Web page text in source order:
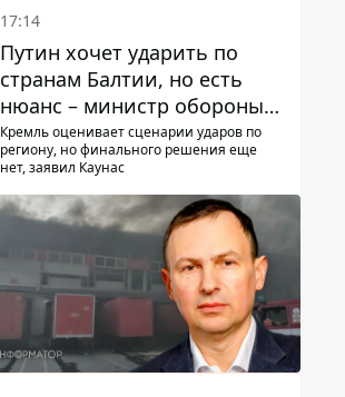
17:14
Путин хочет ударить по
странам Балтии, но есть
нюанс – министр обороны
Литвы сделал заявление
Кремль оценивает сценарии ударов по
региону, но финального решения еще
нет, заявил Каунас